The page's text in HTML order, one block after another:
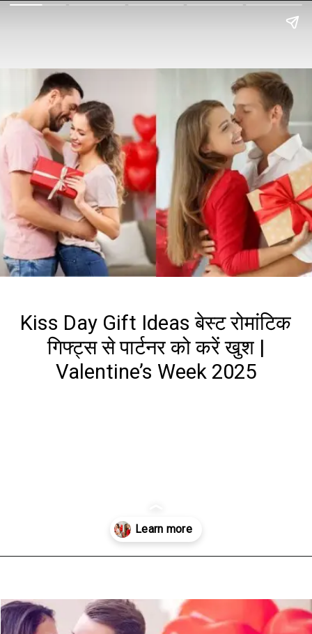
Kiss Day Gift Ideas बेस्ट रोमांटिक
गिफ्ट्स से पार्टनर को करें खुश |
Valentine’s Week 2025